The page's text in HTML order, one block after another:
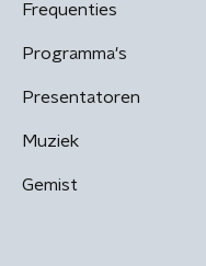
Frequenties
Programma's
Presentatoren
Muziek
Gemist